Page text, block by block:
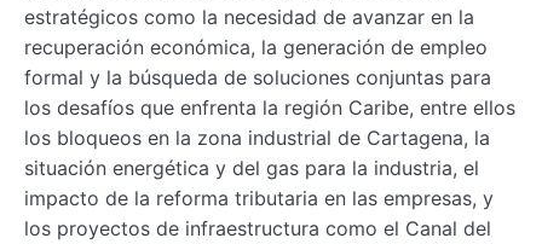
estratégicos como la necesidad de avanzar en la
recuperación económica, la generación de empleo
formal y la búsqueda de soluciones conjuntas para
los desafíos que enfrenta la región Caribe, entre ellos
los bloqueos en la zona industrial de Cartagena, la
situación energética y del gas para la industria, el
impacto de la reforma tributaria en las empresas, y
los proyectos de infraestructura como el Canal del